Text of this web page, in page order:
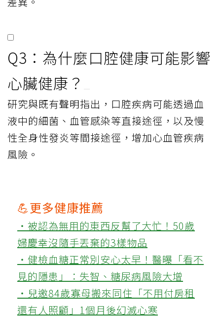
Q3：為什麼口腔健康可能影響
心臟健康？
研究與既有聲明指出，口腔疾病可能透過血
液中的細菌、血管感染等直接途徑，以及慢
性全身性發炎等間接途徑，增加心血管疾病
風險。
💪更多健康推薦
‧被認為無用的東西反幫了大忙！50歲
婦慶幸沒隨手丟棄的3樣物品
‧健檢血糖正常別安心太早！醫曝「看不
見的隱患」：失智、糖尿病風險大增
‧兒邀84歲寡母搬來同住「不用付房租
還有人照顧」1個月後幻滅心寒